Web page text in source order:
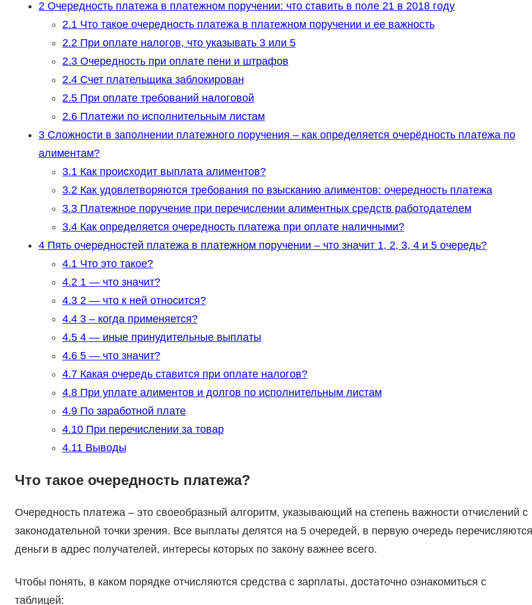
2Очередность платежа в платежном поручении: что ставить в поле 21 в 2018 году
2.1Что такое очередность платежа в платежном поручении и ее важность
2.2При оплате налогов, что указывать 3 или 5
2.3Очередность при оплате пени и штрафов
2.4Счет плательщика заблокирован
2.5При оплате требований налоговой
2.6Платежи по исполнительным листам
3Сложности в заполнении платежного поручения – как определяется очерёдность платежа по
алиментам?
3.1Как происходит выплата алиментов?
3.2Как удовлетворяются требования по взысканию алиментов: очередность платежа
3.3Платежное поручение при перечислении алиментных средств работодателем
3.4Как определяется очередность платежа при оплате наличными?
4Пять очередностей платежа в платежном поручении – что значит 1, 2, 3, 4 и 5 очередь?
4.1Что это такое?
4.21 — что значит?
4.32 — что к ней относится?
4.43 – когда применяется?
4.54 — иные принудительные выплаты
4.65 — что значит?
4.7Какая очередь ставится при оплате налогов?
4.8При уплате алиментов и долгов по исполнительным листам
4.9По заработной плате
4.10При перечислении за товар
4.11Выводы
Что такое очередность платежа?
Очередность платежа – это своеобразный алгоритм, указывающий на степень важности отчислений с
законодательной точки зрения. Все выплаты делятся на 5 очередей, в первую очередь перечисляются
деньги в адрес получателей, интересы которых по закону важнее всего.
Чтобы понять, в каком порядке отчисляются средства с зарплаты, достаточно ознакомиться с
таблицей: